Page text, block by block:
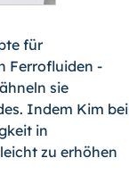
für
Ferro­fluiden -
sie
Indem Kim bei
in
zu erhöhen